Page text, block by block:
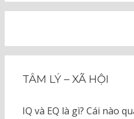
TÂM LÝ – XÃ HỘI
IQ và EQ là gì? Cái nào